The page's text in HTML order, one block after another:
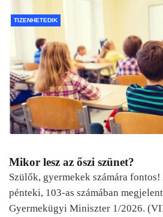
TIZENHETEDIK
Mikor lesz az őszi szünet?
Szülők, gyermekek számára
pénteki, 103-as számában
Gyermekügyi Miniszter 1/2026.